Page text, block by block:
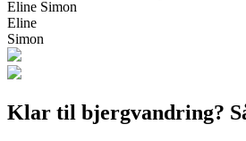
Eline Simon
Eline
Simon
Klar til bjergvandring?